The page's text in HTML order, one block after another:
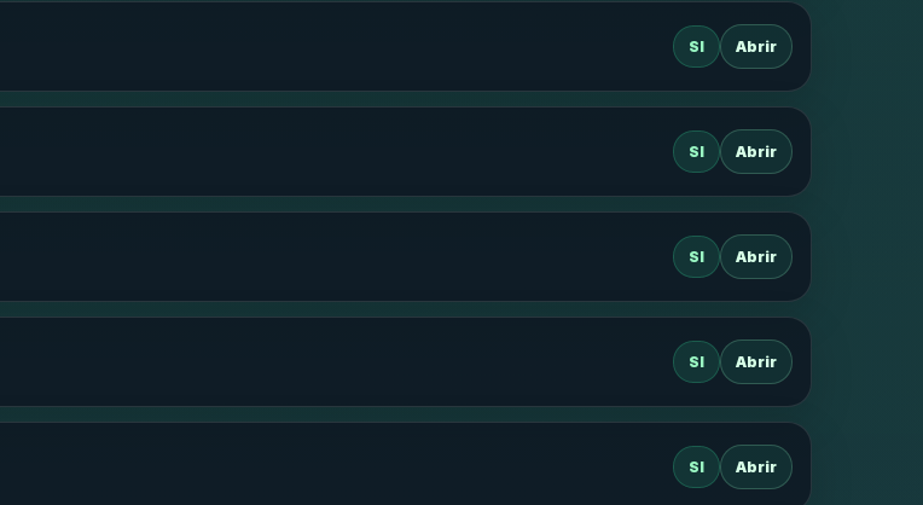
SI Abrir
SI Abrir
SI Abrir
SI Abrir
SI Abrir